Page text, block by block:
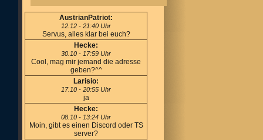
AustrianPatriot:
12.12 - 21:40 Uhr
Servus, alles klar bei euch?
Hecke:
30.10 - 17:59 Uhr
Cool, mag mir jemand die adresse
geben?^^
Larisio:
17.10 - 20:55 Uhr
ja
Hecke:
08.10 - 13:24 Uhr
Moin, gibt es einen Discord oder TS
server?